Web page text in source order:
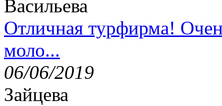
Васильева
Отличная турфирма!
моло...
06/06/2019
Зайцева